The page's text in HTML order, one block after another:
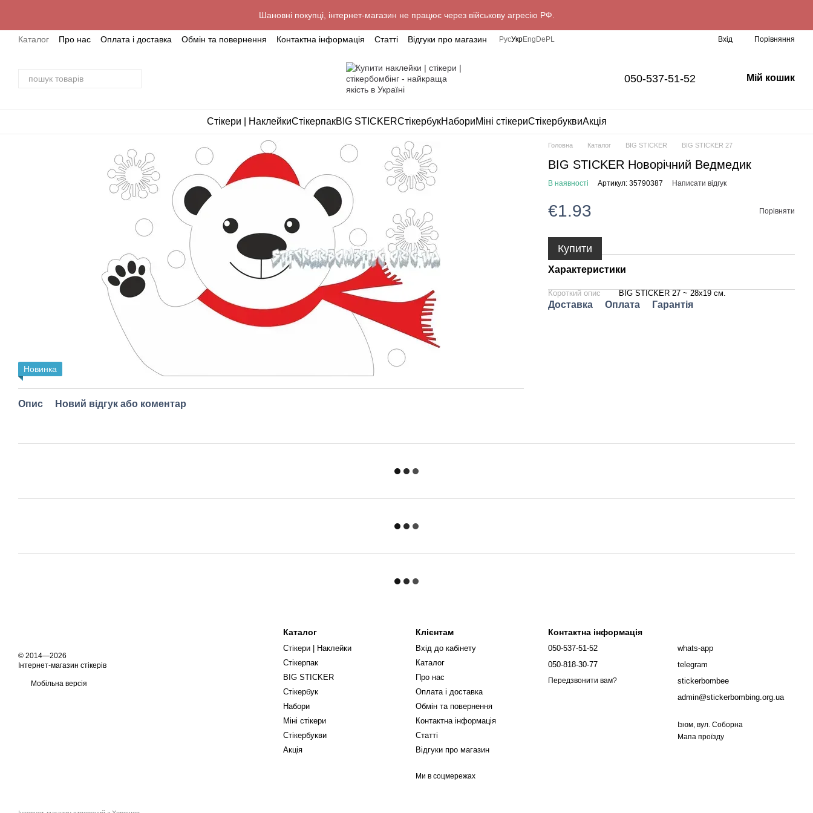
Шановні покупці, інтернет-магазин не працює через військову агресію РФ.
Каталог Про нас Оплата і доставка Обмін та повернення Контактна інформація Статті Відгуки про магазин РусУкрEng De PL Вхід Порівняння
050-537-51-52 Мій кошик
Стікери | НаклейкиСтікерпакBIG STICKERСтікербукНабориМіні стікериСтікербуквиАкція
Новинка
Опис Новий відгук або коментар
Головна Каталог BIG STICKER BIG STICKER 27
BIG STICKER Новорічний Ведмедик
В наявності Артикул: 35790387 Написати відгук
€1.93 Порівняти
Купити
Характеристики
Короткий опис BIG STICKER 27 ~ 28х19 см.
Доставка Оплата Гарантія
© 2014—2026
Інтернет-магазин стікерів
Мобільна версія
Каталог
Стікери | Наклейки
Стікерпак
BIG STICKER
Стікербук
Набори
Міні стікери
Стікербукви
Акція
Клієнтам
Вхід до кабінету
Каталог
Про нас
Оплата і доставка
Обмін та повернення
Контактна інформація
Статті
Відгуки про магазин
Ми в соцмережах
Контактна інформація
050-537-51-52
050-818-30-77
Передзвонити вам?
whats-app
telegram
stickerbombee
admin@stickerbombing.org.ua
Ізюм, вул. Соборна
Мапа проїзду